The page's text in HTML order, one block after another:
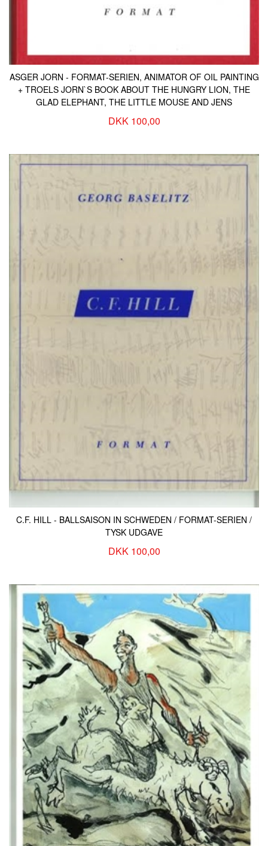
ASGER JORN - FORMAT-SERIEN, ANIMATOR OF OIL PAINTING
+ TROELS JORN`S BOOK ABOUT THE HUNGRY LION, THE
GLAD ELEPHANT, THE LITTLE MOUSE AND JENS
DKK 100,00
C.F. HILL - BALLSAISON IN SCHWEDEN / FORMAT-SERIEN /
TYSK UDGAVE
DKK 100,00